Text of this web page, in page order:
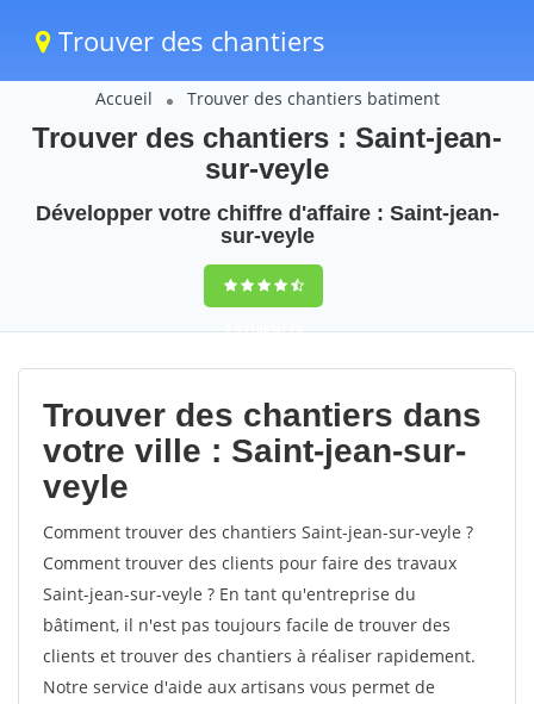
Trouver des chantiers
Accueil Trouver des chantiers batiment
Trouver des chantiers : Saint-jean-
sur-veyle
Développer votre chiffre d'affaire : Saint-jean-
sur-veyle
9,5(100%)74
votes
Trouver des chantiers dans
votre ville : Saint-jean-sur-
veyle
Comment trouver des chantiers Saint-jean-sur-veyle ?
Comment trouver des clients pour faire des travaux
Saint-jean-sur-veyle ? En tant qu'entreprise du
bâtiment, il n'est pas toujours facile de trouver des
clients et trouver des chantiers à réaliser rapidement.
Notre service d'aide aux artisans vous permet de